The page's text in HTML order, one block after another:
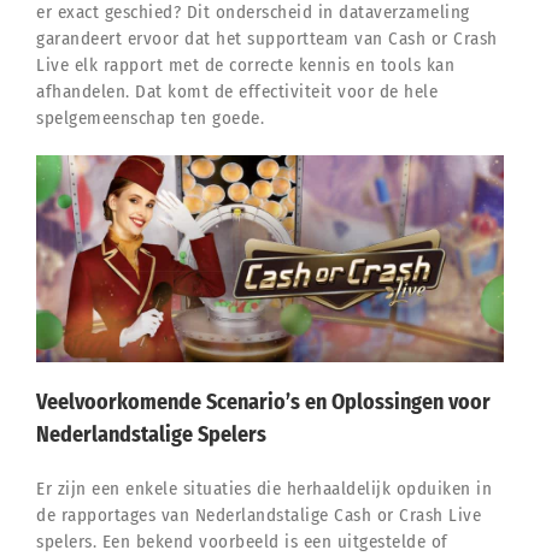
er exact geschied? Dit onderscheid in dataverzameling
garandeert ervoor dat het supportteam van Cash or Crash
Live elk rapport met de correcte kennis en tools kan
afhandelen. Dat komt de effectiviteit voor de hele
spelgemeenschap ten goede.
Veelvoorkomende Scenario’s en Oplossingen voor
Nederlandstalige Spelers
Er zijn een enkele situaties die herhaaldelijk opduiken in
de rapportages van Nederlandstalige Cash or Crash Live
spelers. Een bekend voorbeeld is een uitgestelde of